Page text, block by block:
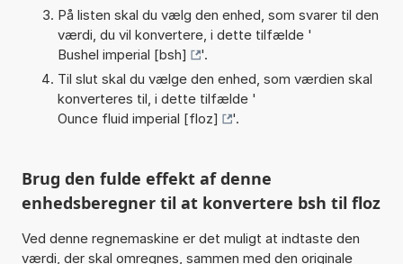
På listen skal du vælg den enhed, som svarer til den
værdi, du vil konvertere, i dette tilfælde '
Bushel imperial [bsh]
'.
Til slut skal du vælge den enhed, som værdien skal
konverteres til, i dette tilfælde '
Ounce fluid imperial [floz]
'.
Brug den fulde effekt af denne
enhedsberegner til at konvertere bsh til floz
Ved denne regnemaskine er det muligt at indtaste den
værdi, der skal omregnes, sammen med den originale